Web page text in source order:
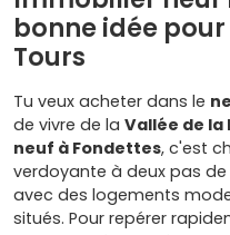
bonne idée
Tours
Tu veux acheter dans le
de vivre de la Vallée de la
neuf à Fondettes, c'est
verdoyante à deux pas de
avec des logements
situés. Pour repérer